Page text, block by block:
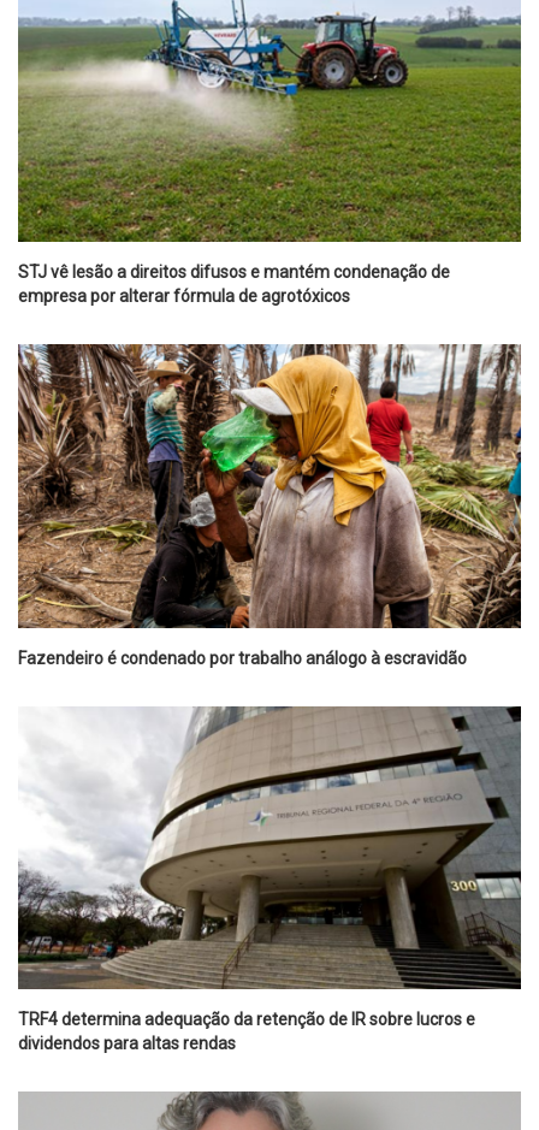
STJ vê lesão a direitos difusos e mantém condenação de
empresa por alterar fórmula de agrotóxicos
Fazendeiro é condenado por trabalho análogo à escravidão
TRF4 determina adequação da retenção de IR sobre lucros e
dividendos para altas rendas